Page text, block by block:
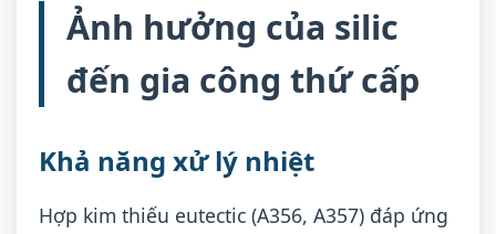
Ảnh hưởng của silic
đến gia công thứ cấp
Khả năng xử lý nhiệt
Hợp kim thiếu eutectic (A356, A357) đáp ứng